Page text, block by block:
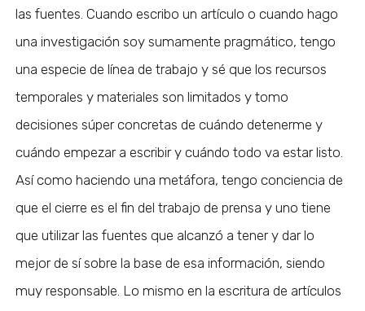
las fuentes. Cuando escribo un artículo o cuando hago
una investigación soy sumamente pragmático, tengo
una especie de línea de trabajo y sé que los recursos
temporales y materiales son limitados y tomo
decisiones súper concretas de cuándo detenerme y
cuándo empezar a escribir y cuándo todo va estar listo.
Así como haciendo una metáfora, tengo conciencia de
que el cierre es el fin del trabajo de prensa y uno tiene
que utilizar las fuentes que alcanzó a tener y dar lo
mejor de sí sobre la base de esa información, siendo
muy responsable. Lo mismo en la escritura de artículos